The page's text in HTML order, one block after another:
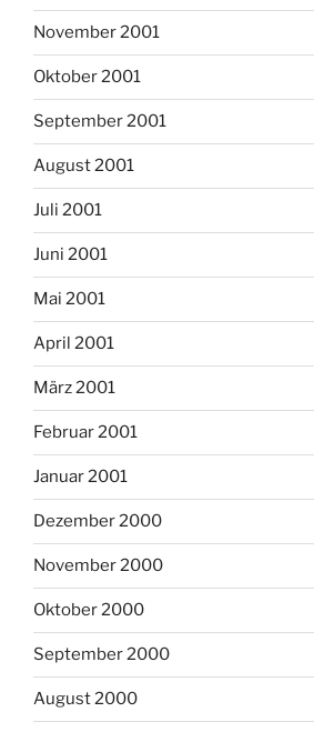
November 2001
Oktober 2001
September 2001
August 2001
Juli 2001
Juni 2001
Mai 2001
April 2001
März 2001
Februar 2001
Januar 2001
Dezember 2000
November 2000
Oktober 2000
September 2000
August 2000